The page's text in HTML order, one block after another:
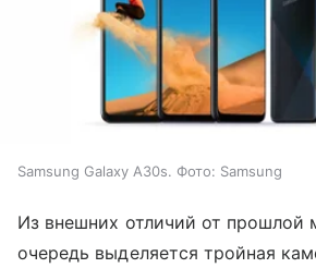
Samsung Galaxy A30s. Фото: Samsung
Из внешних отличий от прошлой
очередь выделяется тройная